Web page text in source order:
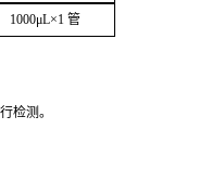
1000μL×1 管
检测。